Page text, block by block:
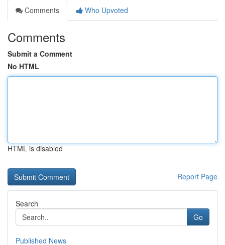
Comments
Who Upvoted
Comments
Submit a Comment
No HTML
HTML is disabled
Report Page
Search
Go
Published News